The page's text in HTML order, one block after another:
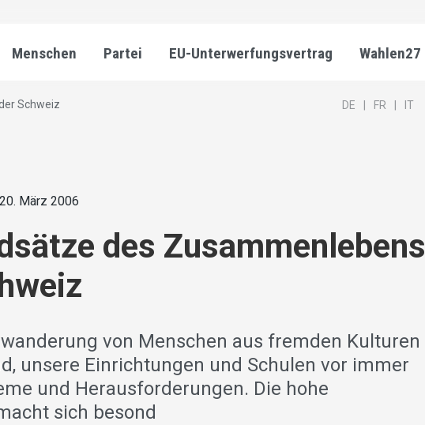
Menschen Partei EU-Unterwerfungsvertrag Wahlen27
Schweiz DE FR IT
März 2006
des Zusammenlebens
von Menschen aus fremden Kulturen
unsere Einrichtungen und Schulen vor immer
und Heraus­forderungen. Die hohe
sich besond